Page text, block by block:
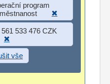
program
533 476 CZK
vše